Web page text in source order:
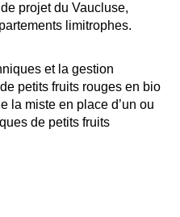
projet du Vaucluse,
limitrophes.
et la gestion
petits fruits rouges en bio
la miste en place d’un ou
de petits fruits